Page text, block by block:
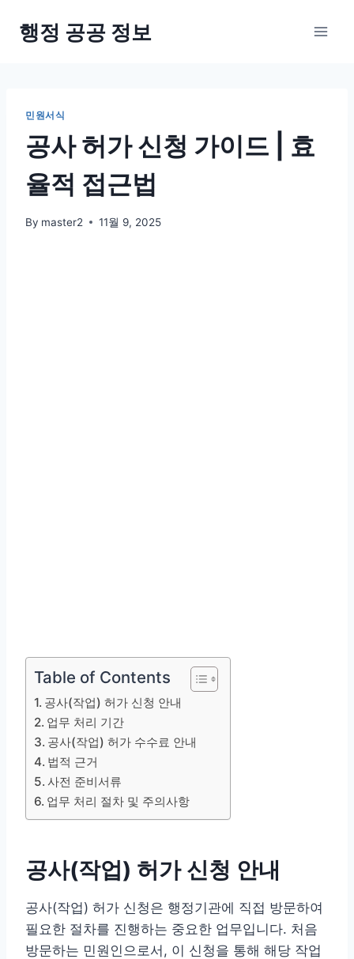
행정 공공 정보
민원서식
공사 허가 신청 가이드 | 효
율적 접근법
By master2 11월 9, 2025
Table of Contents
공사(작업) 허가 신청 안내
업무 처리 기간
공사(작업) 허가 수수료 안내
법적 근거
사전 준비서류
업무 처리 절차 및 주의사항
공사(작업) 허가 신청 안내
공사(작업) 허가 신청은 행정기관에 직접 방문하여
필요한 절차를 진행하는 중요한 업무입니다. 처음
방문하는 민원인으로서, 이 신청을 통해 해당 작업